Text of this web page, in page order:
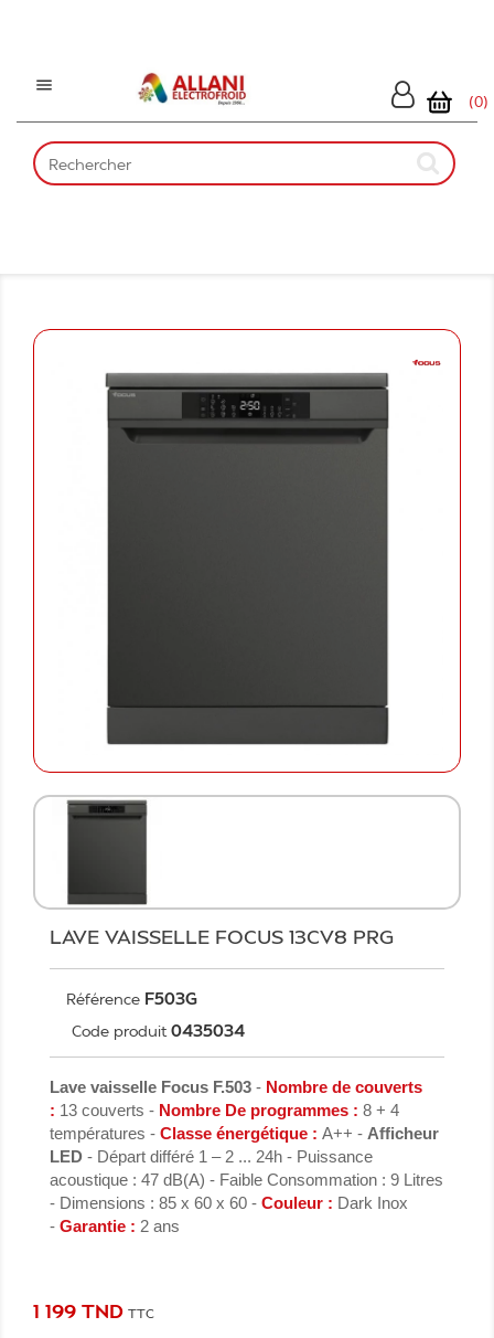

(0)
LAVE VAISSELLE FOCUS 13CV8 PRG
Référence F503G
Code produit 0435034
Lave vaisselle Focus F.503 - Nombre de couverts
: 13 couverts - Nombre De programmes : 8 + 4
températures - Classe énergétique : A++ - Afficheur
LED - Départ différé 1 – 2 ... 24h - Puissance
acoustique : 47 dB(A) - Faible Consommation : 9 Litres
- Dimensions : 85 x 60 x 60 - Couleur : Dark Inox
- Garantie : 2 ans
1 199 TND TTC